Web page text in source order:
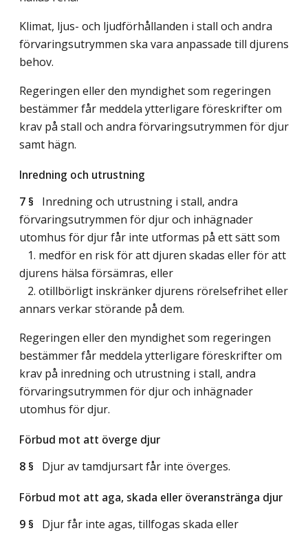
Klimat, ljus- och ljudförhållanden i stall och andra
förvaringsutrymmen ska vara anpassade till djurens
behov.
Regeringen eller den myndighet som regeringen
bestämmer får meddela ytterligare föreskrifter om
krav på stall och andra förvaringsutrymmen för djur
samt hägn.
Inredning och utrustning
7 § Inredning och utrustning i stall, andra
förvaringsutrymmen för djur och inhägnader
utomhus för djur får inte utformas på ett sätt som
1. medför en risk för att djuren skadas eller för att
djurens hälsa försämras, eller
2. otillbörligt inskränker djurens rörelsefrihet eller
annars verkar störande på dem.
Regeringen eller den myndighet som regeringen
bestämmer får meddela ytterligare föreskrifter om
krav på inredning och utrustning i stall, andra
förvaringsutrymmen för djur och inhägnader
utomhus för djur.
Förbud mot att överge djur
8 § Djur av tamdjursart får inte överges.
Förbud mot att aga, skada eller överanstränga djur
9 § Djur får inte agas, tillfogas skada eller